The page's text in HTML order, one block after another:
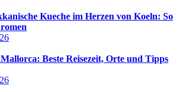
Kueche im Herzen von Koeln: So
Beste Reisezeit, Orte und Tipps